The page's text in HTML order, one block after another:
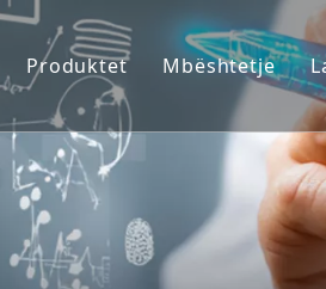
Produktet
Modelet e Primatit Jo-
Modelet e kafshëve të
Indet Njerëzore dhe Modelet
Vlerësimi i Integruar i
Mbështetje
Shërbimi
Shkarkoni
FAQ
Dëshmitë e